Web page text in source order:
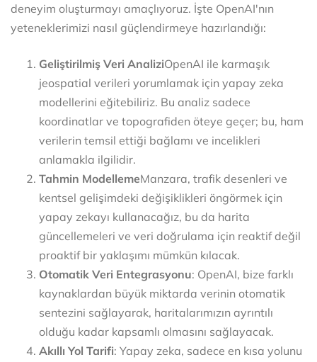
deneyim oluşturmayı amaçlıyoruz. İşte OpenAI'nın
yeteneklerimizi nasıl güçlendirmeye hazırlandığı:
Geliştirilmiş Veri AnaliziOpenAI ile karmaşık
jeospatial verileri yorumlamak için yapay zeka
modellerini eğitebiliriz. Bu analiz sadece
koordinatlar ve topografiden öteye geçer; bu, ham
verilerin temsil ettiği bağlamı ve incelikleri
anlamakla ilgilidir.
Tahmin ModellemeManzara, trafik desenleri ve
kentsel gelişimdeki değişiklikleri öngörmek için
yapay zekayı kullanacağız, bu da harita
güncellemeleri ve veri doğrulama için reaktif değil
proaktif bir yaklaşımı mümkün kılacak.
Otomatik Veri Entegrasyonu: OpenAI, bize farklı
kaynaklardan büyük miktarda verinin otomatik
sentezini sağlayarak, haritalarımızın ayrıntılı
olduğu kadar kapsamlı olmasını sağlayacak.
Akıllı Yol Tarifi: Yapay zeka, sadece en kısa yolunu